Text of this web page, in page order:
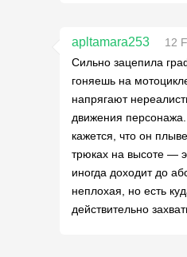
apltamara253
12
Сильно зацепила
гоняешь на
напрягают
движения
кажется, что он
трюках на высоте —
иногда доходит до
неплохая, но есть
действительно